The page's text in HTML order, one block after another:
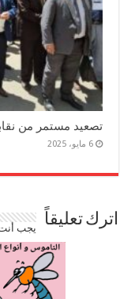
تصعيد مستمر من
6 مايو، 2025
اترك تعليقاً يجب